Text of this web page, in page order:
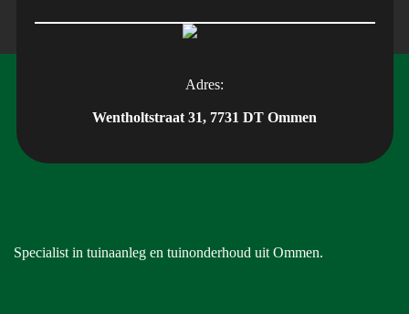
Adres:
Wentholtstraat 31, 7731 DT Ommen
Specialist in tuinaanleg en tuinonderhoud uit Ommen.